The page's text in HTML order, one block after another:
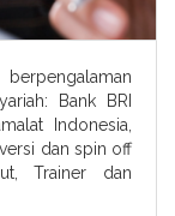
Bank BRI
Indonesia,
dan spin off
Trainer dan